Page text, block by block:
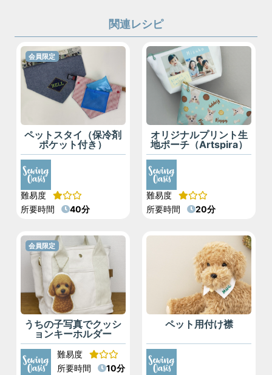
関連レシピ
ペットスタイ（保冷剤
ポケット付き）
会員限定
難易度
所要時間
40分
オリジナルプリント生
地ポーチ（Artspira）
難易度
所要時間
20分
うちの子写真でクッシ
ョンキーホルダー
会員限定
難易度
所要時間
10分
ペット用付け襟